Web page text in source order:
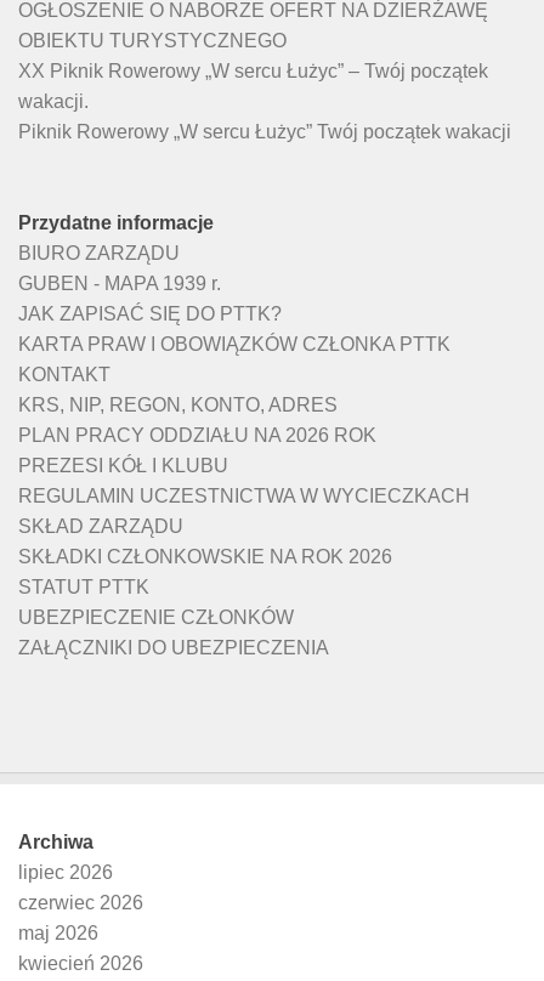
OGŁOSZENIE O NABORZE OFERT NA DZIERŻAWĘ
OBIEKTU TURYSTYCZNEGO
XX Piknik Rowerowy „W sercu Łużyc” – Twój początek
wakacji.
Piknik Rowerowy „W sercu Łużyc” Twój początek wakacji
Przydatne informacje
BIURO ZARZĄDU
GUBEN - MAPA 1939 r.
JAK ZAPISAĆ SIĘ DO PTTK?
KARTA PRAW I OBOWIĄZKÓW CZŁONKA PTTK
KONTAKT
KRS, NIP, REGON, KONTO, ADRES
PLAN PRACY ODDZIAŁU NA 2026 ROK
PREZESI KÓŁ I KLUBU
REGULAMIN UCZESTNICTWA W WYCIECZKACH
SKŁAD ZARZĄDU
SKŁADKI CZŁONKOWSKIE NA ROK 2026
STATUT PTTK
UBEZPIECZENIE CZŁONKÓW
ZAŁĄCZNIKI DO UBEZPIECZENIA
Archiwa
lipiec 2026
czerwiec 2026
maj 2026
kwiecień 2026